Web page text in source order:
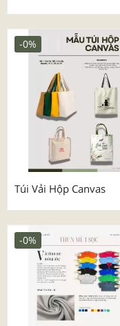
Túi Vải Hộp Canvas
-0%
-0%